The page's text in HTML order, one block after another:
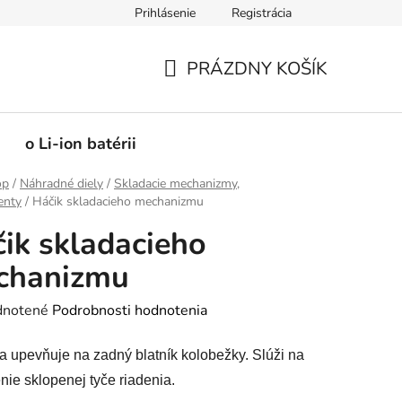
Prihlásenie Registrácia
PRÁZDNY KOŠÍK
o Li-ion batérii
/ Náhradné diely / Skladacie mechanizmy,
/ Háčik skladacieho mechanizmu
skladacieho
Podrobnosti hodnotenia
upevňuje na zadný blatník kolobežky. Slúži na
sklopenej tyče riadenia.